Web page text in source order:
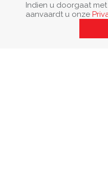
Stuur
Indien u doorgaat
aanvaardt u onze